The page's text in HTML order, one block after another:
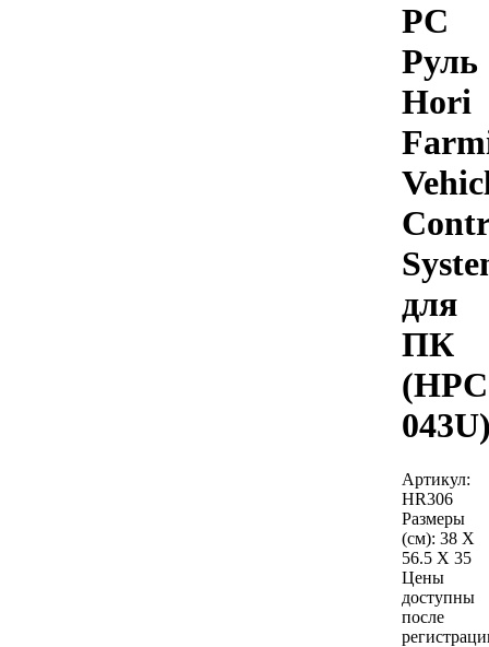
PС
Руль
Hori
для
ПК
Артикул:
HR306
Размеры
(см): 38 X
56.5 X 35
Цены
доступны
после